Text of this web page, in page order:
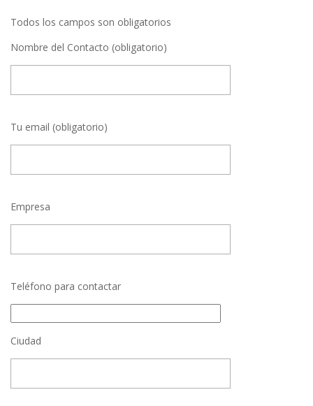
Todos los campos son obligatorios
Nombre del Contacto (obligatorio)
Tu email (obligatorio)
Empresa
Teléfono para contactar
Ciudad